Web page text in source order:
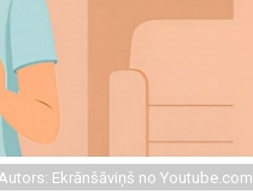
Autors: Ekrānšāviņš no Youtube.com